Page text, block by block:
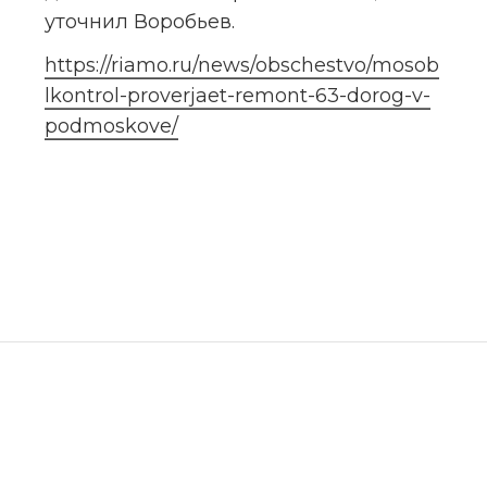
уточнил Воробьев.
https://riamo.ru/news/obschestvo/mosob
lkontrol-proverjaet-remont-63-dorog-v-
podmoskove/